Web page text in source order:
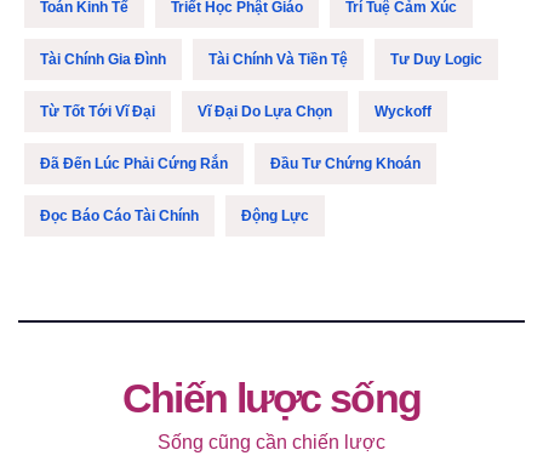
Toán Kinh Tế Triết Học Phật Giáo Trí Tuệ Cảm Xúc
Tài Chính Gia Đình Tài Chính Và Tiền Tệ Tư Duy Logic
Từ Tốt Tới Vĩ Đại Vĩ Đại Do Lựa Chọn Wyckoff
Đã Đến Lúc Phải Cứng Rắn Đầu Tư Chứng Khoán
Đọc Báo Cáo Tài Chính Động Lực
Chiến lược sống
Sống cũng cần chiến lược